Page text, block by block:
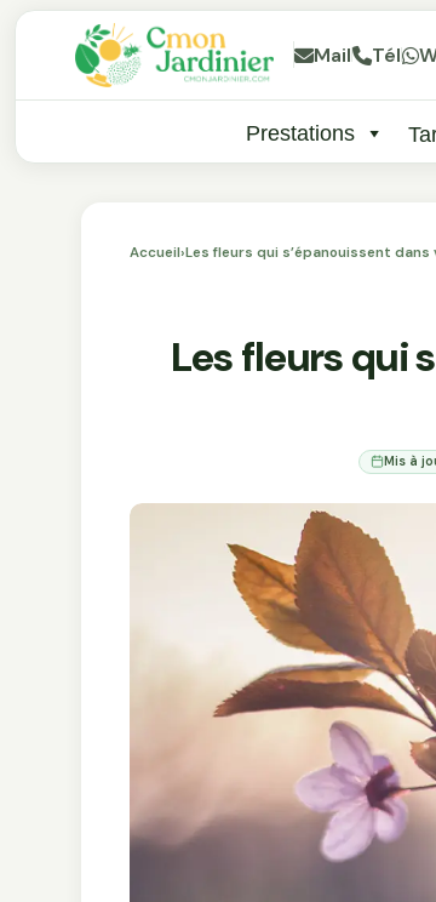
Mail Tél
Prestations
Accueil›Les fleurs qui s’épanouissent
Les fleurs qui
Mis à